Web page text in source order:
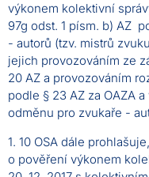
výkonem kolektivní
97g odst. 1 písm. b) AZ
- autorů (tzv. mistrů
jejich provozováním ze
20 AZ a provozováním
podle § 23 AZ za OAZA
odměnu pro zvukaře -
1. 10 OSA dále
o pověření výkonem